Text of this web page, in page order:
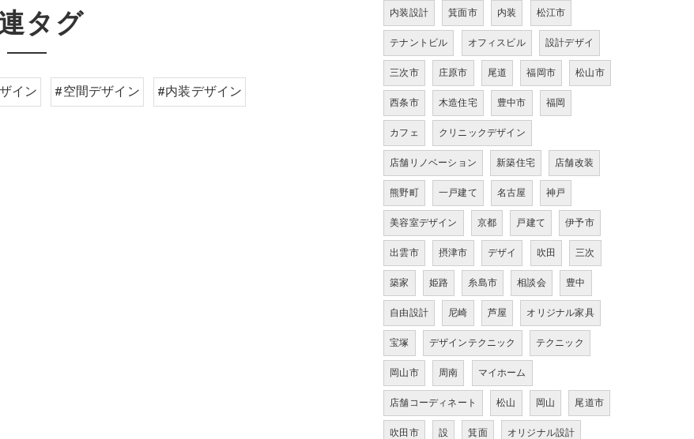
タグ
イン #空間デザイン #内装デザイン
内装設計 箕面市 内装 松江市
テナントビル オフィスビル 設計デザイ
三次市 庄原市 尾道 福岡市 松山市
西条市 木造住宅 豊中市 福岡
カフェ クリニックデザイン
店舗リノベーション 新築住宅 店舗改装
熊野町 一戸建て 名古屋 神戸
美容室デザイン 京都 戸建て 伊予市
出雲市 摂津市 デザイ 吹田 三次
築家 姫路 糸島市 相談会 豊中
自由設計 尼崎 芦屋 オリジナル家具
宝塚 デザインテクニック テクニック
岡山市 周南 マイホーム
店舗コーディネート 松山 岡山 尾道市
吹田市 設 箕面 オリジナル設計